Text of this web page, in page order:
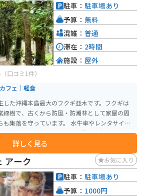
（口コミ1件）
フェ｜軽食
た沖縄本島最大のフクギ並木です。フクギは
緑樹で、古くから防風・防潮林として家屋の周
ています。 水牛車やレンタサイク
ェや食事処も点在しており休憩にも便利です。
に伊江島が見えます。
詳しく見る
駐車： 駐車場あり
予算： 無料
混雑： 普通
滞在： 2時間
施設： 屋外
アーク お気に入り
駐車： 駐車場あり
予算： 1000円